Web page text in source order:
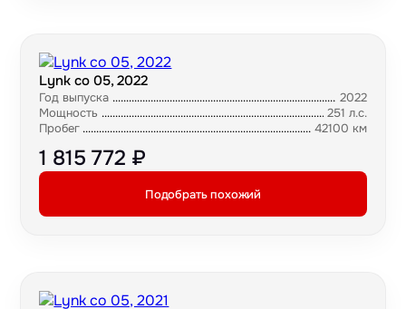
Lynk co 05, 2022
Год выпуска
2022
Мощность
251 л.с.
Пробег
42100 км
1 815 772 ₽
Подобрать похожий